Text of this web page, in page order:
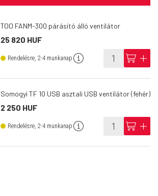
TOO FANM-300 párásító álló ventilátor
25 820 HUF
Rendelésre, 2-4 munkanap info cart add
Somogyi TF 10 USB asztali USB ventilátor (fehér)
2 250 HUF
Rendelésre, 2-4 munkanap info cart add